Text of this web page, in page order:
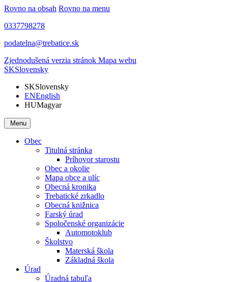
Rovno na obsah Rovno na menu
0337798278
podatelna@trebatice.sk
Zjednodušená verzia stránok Mapa webu
SKSlovensky
SKSlovensky
ENEnglish
HUMagyar
Menu
Obec
Titulná stránka
Príhovor starostu
Obec a okolie
Mapa obce a ulíc
Obecná kronika
Trebatické zrkadlo
Obecná knižnica
Farský úrad
Spoločenské organizácie
Automotoklub
Školstvo
Materská škola
Základná škola
Úrad
Úradná tabuľa